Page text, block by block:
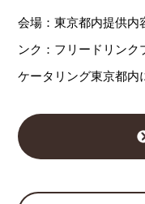
会場：東京都内提供内
ンク：フリードリン
ケータリング東京都内